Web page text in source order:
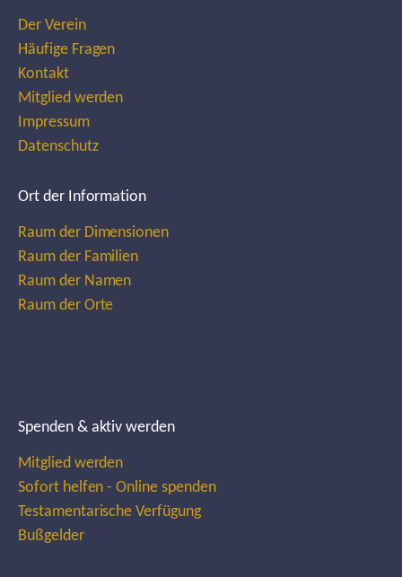
Der Verein
Häufige Fragen
Kontakt
Mitglied werden
Impressum
Datenschutz
Ort der Information
Raum der Dimensionen
Raum der Familien
Raum der Namen
Raum der Orte
Spenden & aktiv werden
Mitglied werden
Sofort helfen - Online spenden
Testamentarische Verfügung
Bußgelder